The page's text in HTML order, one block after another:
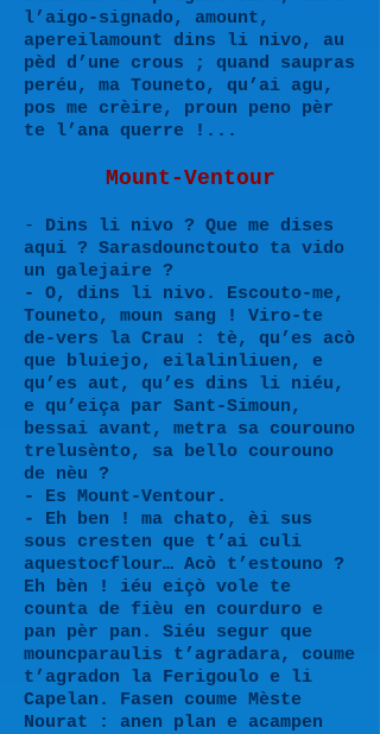
l’aigo-signado, amount,
apereilamount dins li nivo, au
pèd d’une crous ; quand saupras
peréu, ma Touneto, qu’ai agu,
pos me crèire, proun peno pèr
te l’ana querre !...
Mount-Ventour
- Dins li nivo ? Que me dises
aqui ? Sarasdounctouto ta vido
un galejaire ?
- O, dins li nivo. Escouto-me,
Touneto, moun sang ! Viro-te
de-vers la Crau : tè, qu’es acò
que bluiejo, eilalinliuen, e
qu’es aut, qu’es dins li niéu,
e qu’eiça par Sant-Simoun,
bessai avant, metra sa courouno
trelusènto, sa bello courouno
de nèu ?
- Es Mount-Ventour.
- Eh ben ! ma chato, èi sus
sous cresten que t’ai culi
aquestocflour… Acò t’estouno ?
Eh bèn ! iéu eiçò vole te
counta de fièu en courduro e
pan pèr pan. Siéu segur que
mouncparaulis t’agradara, coume
t’agradon la Ferigoulo e li
Capelan. Fasen coume Mèste
Nourat : anen plan e acampen